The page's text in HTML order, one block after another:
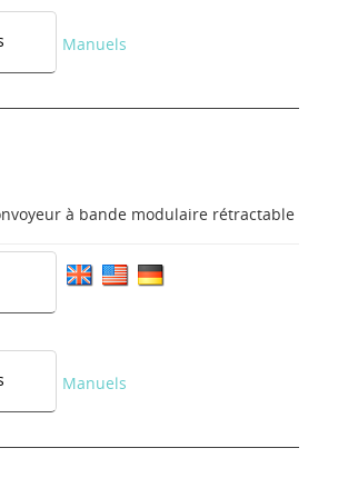
Manuels
à bande modulaire rétractable
Manuels